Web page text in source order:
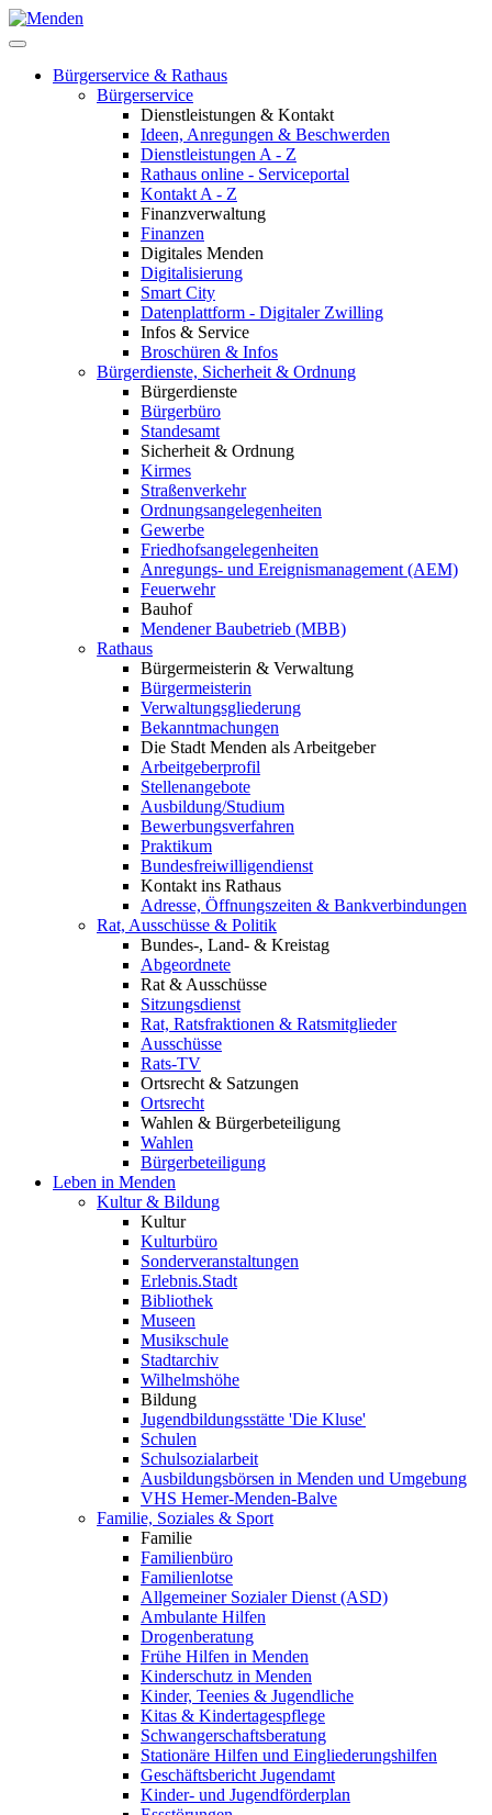
Bürgerservice & Rathaus
Bürgerservice
Dienstleistungen & Kontakt
Ideen, Anregungen & Beschwerden
Dienstleistungen A - Z
Rathaus online - Serviceportal
Kontakt A - Z
Finanzverwaltung
Finanzen
Digitales Menden
Digitalisierung
Smart City
Datenplattform - Digitaler Zwilling
Infos & Service
Broschüren & Infos
Bürgerdienste, Sicherheit & Ordnung
Bürgerdienste
Bürgerbüro
Standesamt
Sicherheit & Ordnung
Kirmes
Straßenverkehr
Ordnungsangelegenheiten
Gewerbe
Friedhofsangelegenheiten
Anregungs- und Ereignismanagement (AEM)
Feuerwehr
Bauhof
Mendener Baubetrieb (MBB)
Rathaus
Bürgermeisterin & Verwaltung
Bürgermeisterin
Verwaltungsgliederung
Bekanntmachungen
Die Stadt Menden als Arbeitgeber
Arbeitgeberprofil
Stellenangebote
Ausbildung/Studium
Bewerbungsverfahren
Praktikum
Bundesfreiwilligendienst
Kontakt ins Rathaus
Adresse, Öffnungszeiten & Bankverbindungen
Rat, Ausschüsse & Politik
Bundes-, Land- & Kreistag
Abgeordnete
Rat & Ausschüsse
Sitzungsdienst
Rat, Ratsfraktionen & Ratsmitglieder
Ausschüsse
Rats-TV
Ortsrecht & Satzungen
Ortsrecht
Wahlen & Bürgerbeteiligung
Wahlen
Bürgerbeteiligung
Leben in Menden
Kultur & Bildung
Kultur
Kulturbüro
Sonderveranstaltungen
Erlebnis.Stadt
Bibliothek
Museen
Musikschule
Stadtarchiv
Wilhelmshöhe
Bildung
Jugendbildungsstätte 'Die Kluse'
Schulen
Schulsozialarbeit
Ausbildungsbörsen in Menden und Umgebung
VHS Hemer-Menden-Balve
Familie, Soziales & Sport
Familie
Familienbüro
Familienlotse
Allgemeiner Sozialer Dienst (ASD)
Ambulante Hilfen
Drogenberatung
Frühe Hilfen in Menden
Kinderschutz in Menden
Kinder, Teenies & Jugendliche
Kitas & Kindertagespflege
Schwangerschaftsberatung
Stationäre Hilfen und Eingliederungshilfen
Geschäftsbericht Jugendamt
Kinder- und Jugendförderplan